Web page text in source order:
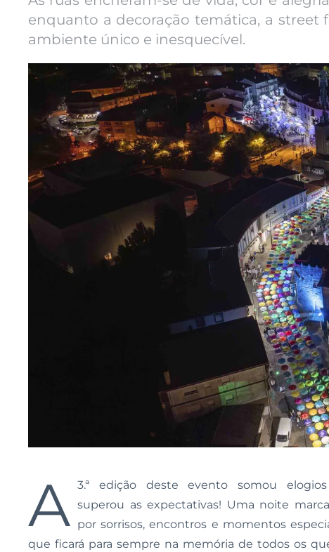
enquanto a decoração temática, a
ambiente único e inesquecível.
A 3.ª edição deste evento somou
superou as expectativas! Uma noite
por sorrisos, encontros e momentos
que ficará para sempre na memória de todos os